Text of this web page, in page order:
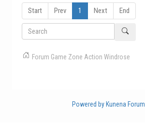
Start Prev 1 Next End
Forum Game Zone Action Windrose
Powered by Kunena Forum